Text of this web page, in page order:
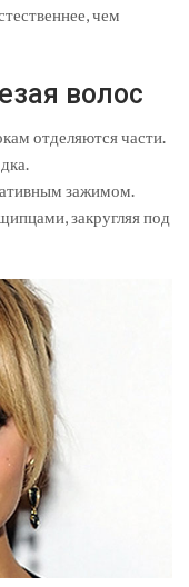
чем
волос
отделяются части.
зажимом.
закругляя под